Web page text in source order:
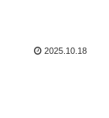
2025.10.18